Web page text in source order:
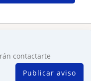
contactarte
Publicar aviso